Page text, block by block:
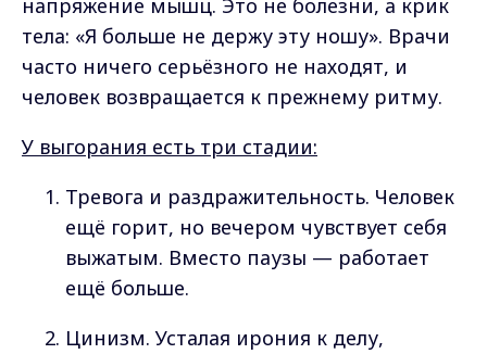
тела: «Я больше не держу эту ношу». Врачи
часто ничего серьёзного не находят, и
человек возвращается к прежнему ритму.
У выгорания есть три стадии:
Тревога и раздражительность. Человек
ещё горит, но вечером чувствует себя
выжатым. Вместо паузы — работает
ещё больше.
Цинизм. Усталая ирония к делу,